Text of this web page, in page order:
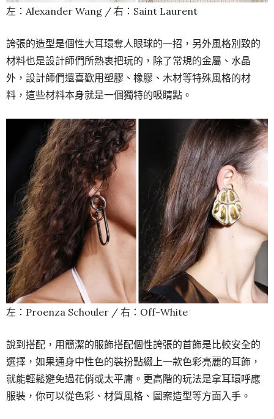
左：Alexander Wang / 右：Saint Laurent
誇張的造型是個性大耳環奪人眼球的一招，另外風格別致的
材料也是設計師們所熱衷把玩的，除了常規的金屬、水晶
外，設計師們還喜歡用塑膠、橡膠、木材等特殊風格的材
料，這些材料本身就是一個獨特的吸睛點。
左：Proenza Schouler / 右：Off-White
說到搭配，用簡潔的服飾搭配個性誇張的首飾是比較安全的
選擇，如果通身中性色的裝扮點綴上一款色彩亮麗的耳飾，
就能輕鬆避免過花俏或太平庸。更高階的玩法是拿耳環呼應
服裝，你可以從色彩、材質風格、圖案造型等方面入手。